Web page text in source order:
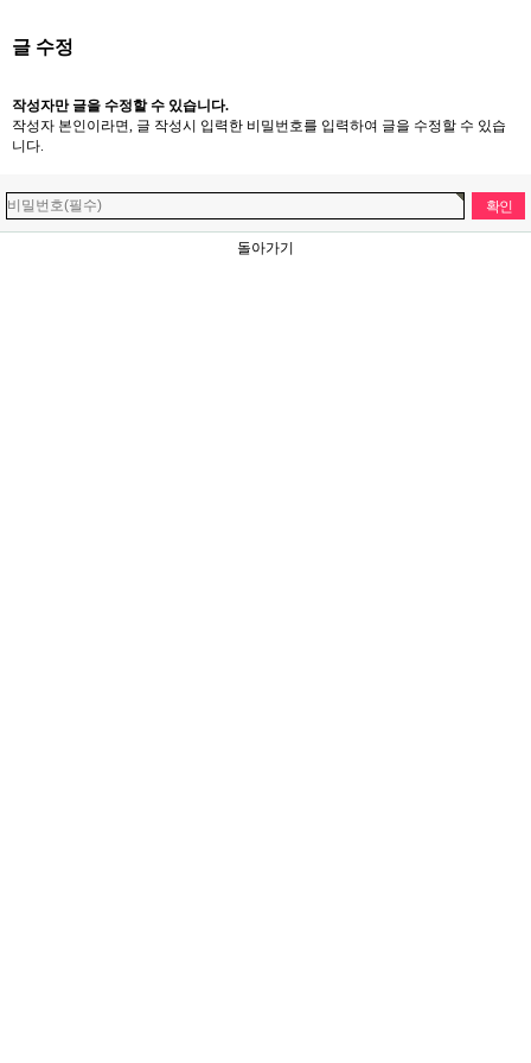
글 수정
작성자만 글을 수정할 수 있습니다.
작성자 본인이라면, 글 작성시 입력한 비밀번호를 입력하여 글을 수정할 수 있습
니다.
돌아가기